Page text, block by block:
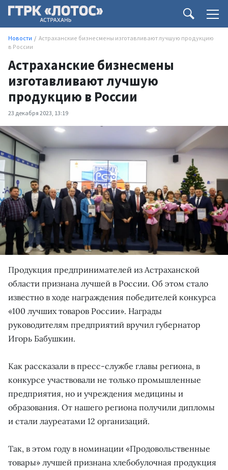
Новости
Астраханские бизнесмены изготавливают лучшую продукцию
в России
Астраханские бизнесмены
изготавливают лучшую
продукцию в России
23 декабря 2023, 13:19
Продукция предпринимателей из Астраханской
области признана лучшей в России. Об этом стало
известно в ходе награждения победителей конкурса
«100 лучших товаров России». Награды
руководителям предприятий вручил губернатор
Игорь Бабушкин.
Как рассказали в пресс-службе главы региона, в
конкурсе участвовали не только промышленные
предприятия, но и учреждения медицины и
образования. От нашего региона получили дипломы
и стали лауреатами 12 организаций.
Так, в этом году в номинации «Продовольственные
товары» лучшей признана хлебобулочная продукция